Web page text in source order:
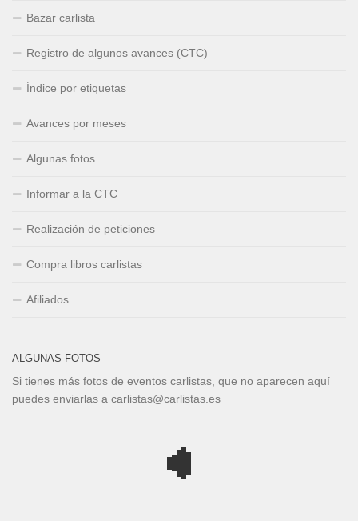
Bazar carlista
Registro de algunos avances (CTC)
Índice por etiquetas
Avances por meses
Algunas fotos
Informar a la CTC
Realización de peticiones
Compra libros carlistas
Afiliados
ALGUNAS FOTOS
Si tienes más fotos de eventos carlistas, que no aparecen aquí
puedes enviarlas a carlistas@carlistas.es